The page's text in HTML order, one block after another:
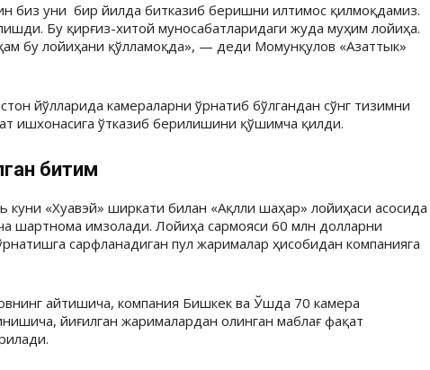
биз уни бир йилда битказиб беришни илтимос қилмоқдамиз.
Бу қирғиз-хитой муносабатларидаги жуда муҳим лойиҳа.
бу лойиҳани қўлламоқда», — деди Момунқулов «Азаттык»
йўлларида камераларни ўрнатиб бўлгандан сўнг тизимни
ишхонасига ўтказиб берилишини қўшимча қилди.
битим
куни «Хуавэй» ширкати билан «Ақлли шаҳар» лойиҳаси асосида
шартнома имзолади. Лойиҳа сармояси 60 млн долларни
сарфланадиган пул жарималар ҳисобидан компанияга
айтишича, компания Бишкек ва Ўшда 70 камера
йиғилган жарималардан олинган маблағ фақат